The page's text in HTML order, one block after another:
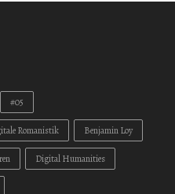
#05
Romanistik Benjamin Loy
Digital Humanities